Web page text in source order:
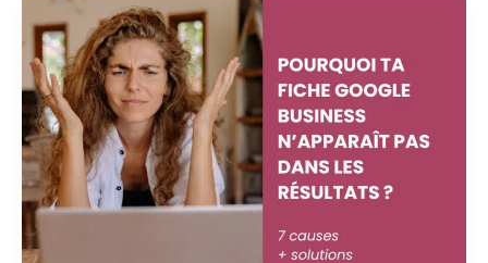
SEO
pour
attirer
des
clients
automatiquement
(sans